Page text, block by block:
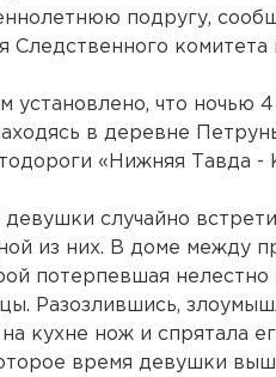
подругу,
Следственного
установлено, что ночью
в деревне
«Нижняя Тавда
девушки случайно
из них. В доме между
потерпевшая нелестно
Разозлившись,
на кухне нож и спрятала
время девушки